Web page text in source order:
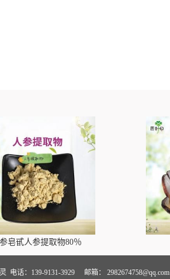
皂甙人参提取物80％
电话：139-9131-3929 邮箱： 2982674758@qq.com